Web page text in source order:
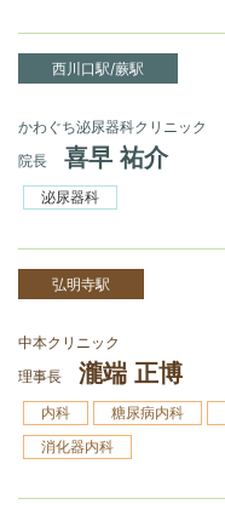
西川口駅/蕨駅
かわぐち泌尿器科クリニック
院長
喜早 祐介
泌尿器科
弘明寺駅
中本クリニック
理事長
瀧端 正博
内科 糖尿病内科
消化器内科